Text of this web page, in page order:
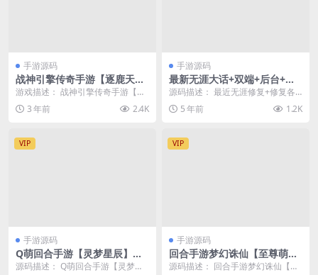
手游源码
战神引擎传奇手游【逐鹿天下
第五季神器传说】2023整理特
色服务端_神器_地下皇陵_拍卖
行_死亡跑酷
游戏描述： 战神引擎传奇手游【逐
鹿天下第五季神器传说】2023整理
特色服务端+神...
3 年前 2.4K
手游源码
最新无涯大话+双端+后台+架
设教程+开服
源码描述： 最近无涯修复+修复各
种bug 开服端 拿去体验吧 演示截
图： &nb...
5 年前 1.2K
VIP
手游源码
Q萌回合手游【灵梦星辰】最
新整理Linux手工服务端+GM
源码描述： Q萌回合手游【灵梦星
VIP
手游源码
回合手游梦幻诛仙【至尊萌主
13职】2022整理Linux手工服
源码描述： 回合手游梦幻诛仙【至